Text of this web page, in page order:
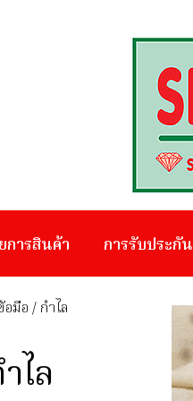
การสินค้า การรับประกัน
มือ / กำไล
ไล